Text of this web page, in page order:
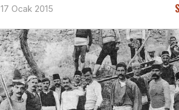
17 Ocak 2015